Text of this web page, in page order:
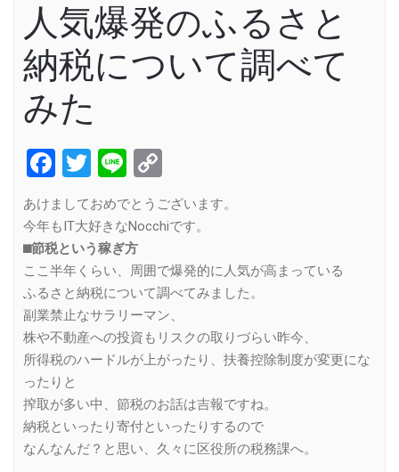
人気爆発のふるさと
納税について調べて
みた
Facebook
Twitter
Line
Link
あけましておめでとうございます。
今年もIT大好きなNocchiです。
⬛︎節税という稼ぎ方
ここ半年くらい、周囲で爆発的に人気が高まっている
ふるさと納税について調べてみました。
副業禁止なサラリーマン、
株や不動産への投資もリスクの取りづらい昨今、
所得税のハードルが上がったり、扶養控除制度が変更にな
ったりと
搾取が多い中、節税のお話は吉報ですね。
納税といったり寄付といったりするので
なんなんだ？と思い、久々に区役所の税務課へ。